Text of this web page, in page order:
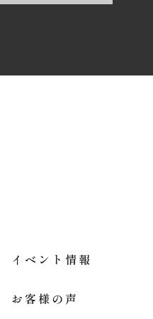
イベント情報
お客様の声